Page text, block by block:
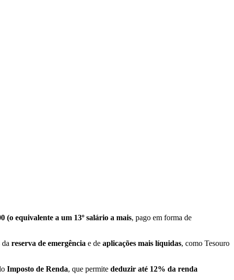
(o equivalente a um 13º salário a mais, pago em forma de
reserva de emergência e de aplicações mais líquidas, como Tesouro
Imposto de Renda, que permite deduzir até 12% da renda